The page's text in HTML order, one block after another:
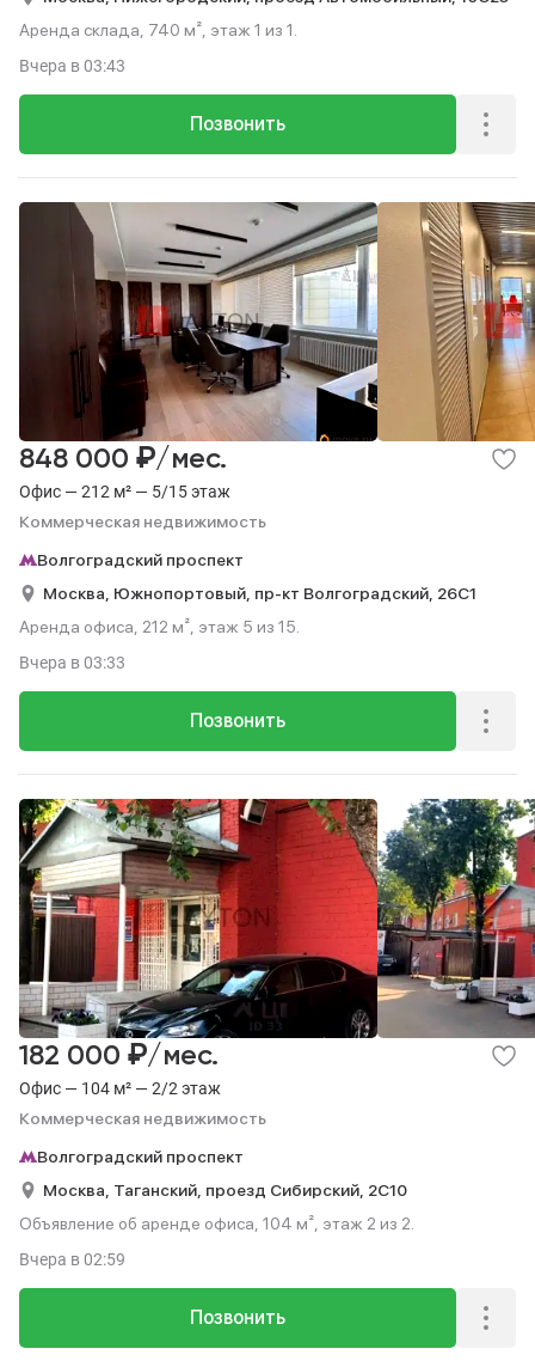
Аренда склада, 740 м², этаж 1 из 1.
Позвонить
Вчера в 03:43
Офис — 212 м² — 5/15 этаж
Коммерческая недвижимость
848 000 ₽/мес.
Волгоградский проспект
Москва, Южнопортовый, пр-кт Волгоградский, 26С1
Аренда офиса, 212 м², этаж 5 из 15.
Позвонить
Вчера в 03:33
Офис — 104 м² — 2/2 этаж
Коммерческая недвижимость
182 000 ₽/мес.
Волгоградский проспект
Москва, Таганский, проезд Сибирский, 2С10
Объявление об аренде офиса, 104 м², этаж 2 из 2.
Позвонить
Вчера в 02:59